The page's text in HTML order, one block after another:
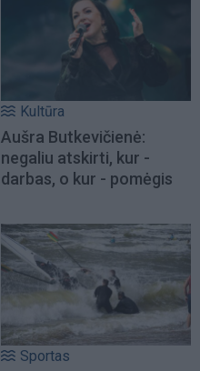
Kultūra
Aušra Butkevičienė:
negaliu atskirti, kur -
darbas, o kur - pomėgis
Sportas